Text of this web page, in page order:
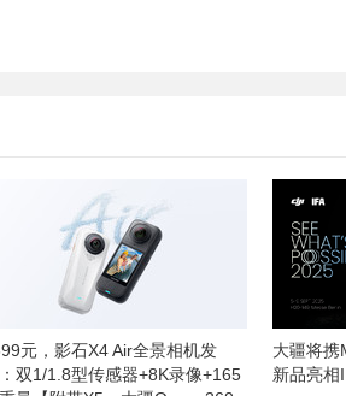
元，影石X4 Air全景相机发
双1/1.8型传感器+8K录像+165
大疆将携
新品亮相